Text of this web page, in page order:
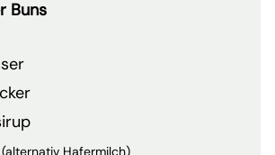
Buns
(alternativ Hafermilch)